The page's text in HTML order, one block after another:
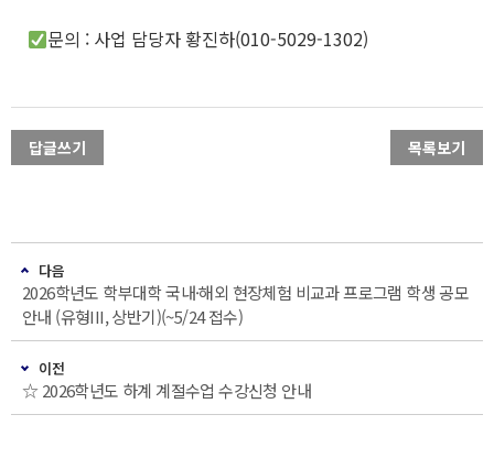
문의 : 사업 담당자 황진하(010-5029-1302)
답글쓰기 목록보기
다음
2026학년도 학부대학 국내·해외 현장체험 비교과 프로그램 학생 공모
안내 (유형III, 상반기)(~5/24 접수)
이전
☆ 2026학년도 하계 계절수업 수강신청 안내